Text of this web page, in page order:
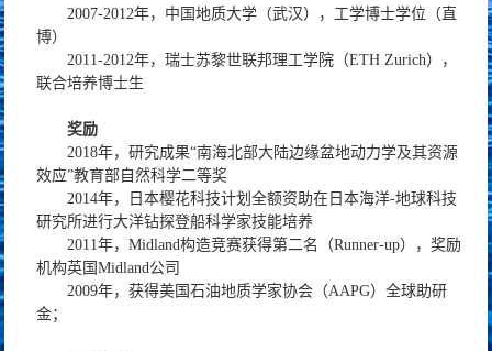
2007-2012年，中国地质大学（武汉），工学博士学位（直
博）
2011-2012年，瑞士苏黎世联邦理工学院（ETH Zurich），
联合培养博士生
奖励
2018年，研究成果“南海北部大陆边缘盆地动力学及其资源
效应”教育部自然科学二等奖
2014年，日本樱花科技计划全额资助在日本海洋-地球科技
研究所进行大洋钻探登船科学家技能培养
2011年，Midland构造竞赛获得第二名（Runner-up），奖励
机构英国Midland公司
2009年，获得美国石油地质学家协会（AAPG）全球助研
金；